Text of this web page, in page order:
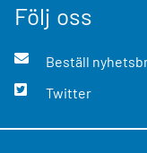
Följ oss
Beställ
Twitter